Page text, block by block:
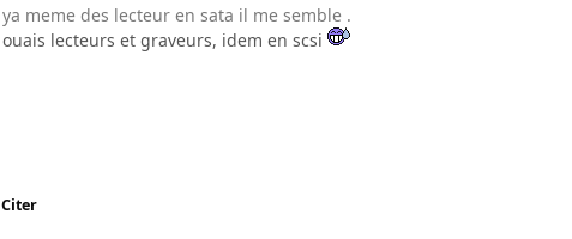
ya meme des lecteur en sata il me semble .
ouais lecteurs et graveurs, idem en scsi
Citer